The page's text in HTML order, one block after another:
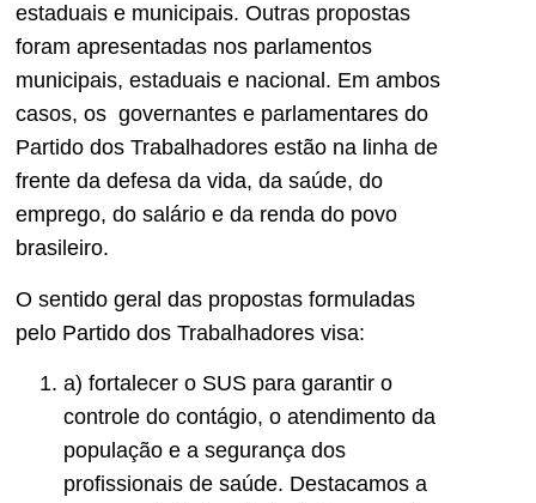
estaduais e municipais. Outras propostas
foram apresentadas nos parlamentos
municipais, estaduais e nacional. Em ambos
casos, os governantes e parlamentares do
Partido dos Trabalhadores estão na linha de
frente da defesa da vida, da saúde, do
emprego, do salário e da renda do povo
brasileiro.
O sentido geral das propostas formuladas
pelo Partido dos Trabalhadores visa:
a) fortalecer o SUS para garantir o
controle do contágio, o atendimento da
população e a segurança dos
profissionais de saúde. Destacamos a